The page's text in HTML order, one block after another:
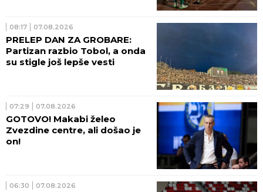
08:17 07.08.2026
PRELEP DAN ZA GROBARE:
Partizan razbio Tobol, a onda
su stigle još lepše vesti
07:29 07.08.2026
GOTOVO! Makabi želeo
Zvezdine centre, ali došao je
on!
06:30 07.08.2026